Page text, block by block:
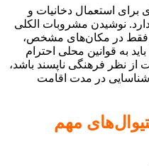
برای استعمال دخانیات و
نوشیدن مشروبات الکلی
فقط در مکان‌های مشخص،
به قوانین محلی احترام
از نظر فرهنگی ناپسند باشد،
شناسایی در مدت اقامت
مهم